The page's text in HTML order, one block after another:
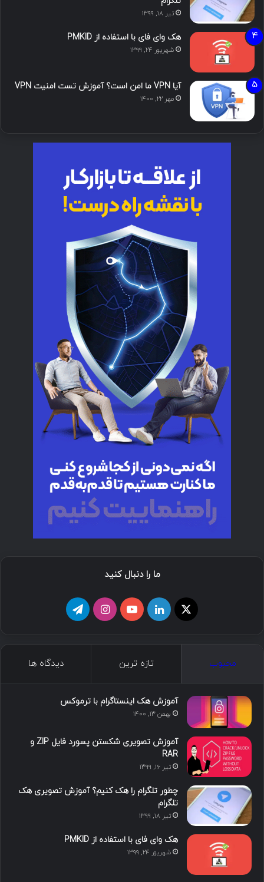
تیر ۱۸, ۱۳۹۹
هک وای فای با استفاده از PMKID
شهریور ۲۴, ۱۳۹۹
آیا VPN ما امن است؟ آموزش تست امنیت VPN
مهر ۲۲, ۱۴۰۰
ما را دنبال کنید
د
ی
ن
و
ت
گ
ا
ا
محبوب تازه ترین دیدگاه ها
آموزش هک اینستاگرام با ترموکس
بهمن ۱۳, ۱۴۰۰
آموزش تصویری شکستن پسورد فایل ZIP و
RAR
تیر ۱۶, ۱۳۹۹
چطور تلگرام را هک کنیم؟ آموزش تصویری هک
تلگرام
تیر ۱۸, ۱۳۹۹
هک وای فای با استفاده از PMKID
شهریور ۲۴, ۱۳۹۹